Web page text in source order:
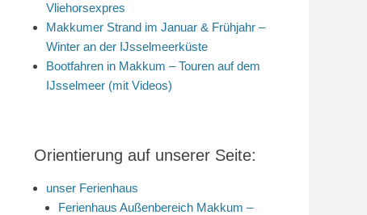
Vliehorsexpres
Makkumer Strand im Januar & Frühjahr –
Winter an der IJsselmeerküste
Bootfahren in Makkum – Touren auf dem
IJsselmeer (mit Videos)
Orientierung auf unserer Seite:
unser Ferienhaus
Ferienhaus Außenbereich Makkum –